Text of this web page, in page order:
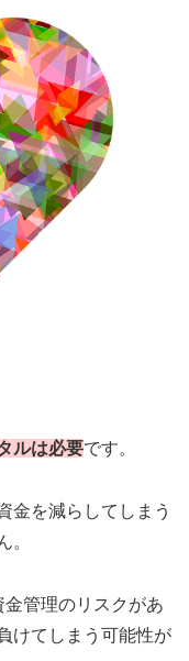
ルは必要です。
金を減らしてしまう
。
管理のリスクがあ
けてしまう可能性が